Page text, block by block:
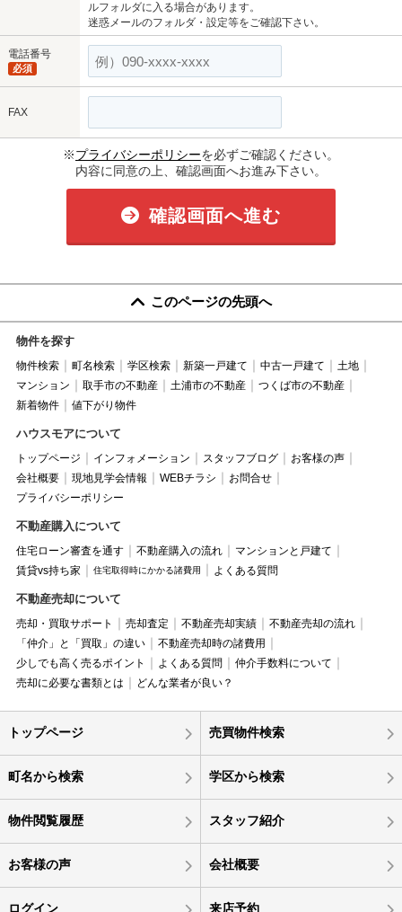
ルフォルダに入る場合があります。
迷惑メールのフォルダ・設定等をご確認下さい。
電話番号
必須
FAX
※プライバシーポリシーを必ずご確認ください。
内容に同意の上、確認画面へお進み下さい。
確認画面へ進む
このページの先頭へ
物件を探す
物件検索 町名検索 学区検索 新築一戸建て 中古一戸建て
土地
マンション
取手市の不動産 土浦市の不動産
つくば市の不動産
新着物件
値下がり物件
ハウスモアについて
トップページ インフォメーション スタッフブログ
お客様の声
会社概要
現地見学会情報 WEBチラシ
お問合せ
プライバシーポリシー
不動産購入について
住宅ローン審査を通す 不動産購入の流れ
マンションと戸建て
賃貸vs持ち家
住宅取得時にかかる諸費用 よくある質問
不動産売却について
売却・買取サポート 売却査定 不動産売却実績
不動産売却の流れ
「仲介」と「買取」の違い
不動産売却時の諸費用
少しでも高く売るポイント
よくある質問
仲介手数料について
売却に必要な書類とは
どんな業者が良い？
トップページ 売買物件検索
町名から検索 学区から検索
物件閲覧履歴 スタッフ紹介
お客様の声 会社概要
ログイン 来店予約